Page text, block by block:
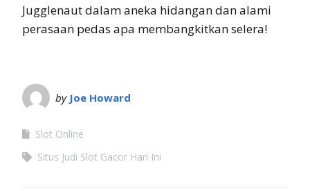
Jugglenaut dalam aneka hidangan dan alami
perasaan pedas apa membangkitkan selera!
by Joe Howard
Slot Online
Situs Judi Slot Gacor Hari Ini